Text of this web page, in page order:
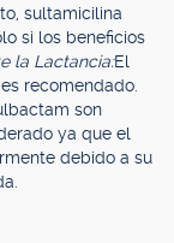
sultamicilina
si los beneficios
la Lactancia:El
recomendado.
son
ya que el
debido a su